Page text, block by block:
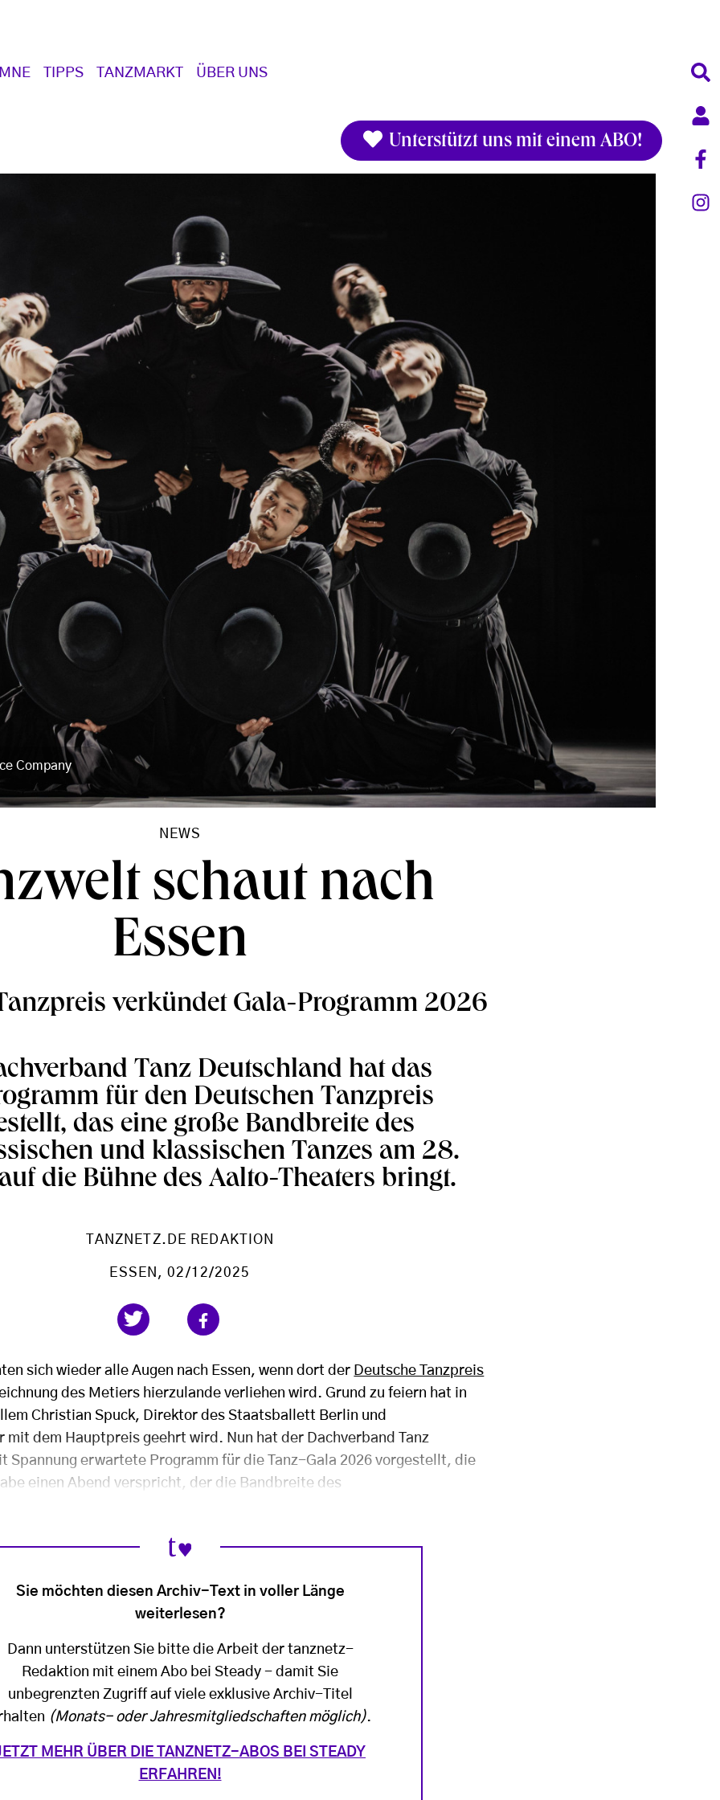
TIPPS TANZMARKT ÜBER UNS
Unterstützt uns mit einem ABO!
Company
NEWS
schaut nach
Essen
verkündet Gala-Programm 2026
Tanz Deutschland hat das
für den Deutschen Tanzpreis
das eine große Bandbreite des
und klassischen Tanzes am 28.
die Bühne des Aalto-Theaters bringt.
TANZNETZ.DE REDAKTION
ESSEN , 02/12/2025
sich wieder alle Augen nach Essen, wenn dort der Deutsche Tanzpreis
des Metiers hierzulande verliehen wird. Grund zu feiern hat in
Christian Spuck, Direktor des Staatsballett Berlin und
mit dem Hauptpreis geehrt wird. Nun hat der Dachverband Tanz
Spannung erwartete Programm für die Tanz-Gala 2026 vorgestellt, die
einen Abend verspricht, der die Bandbreite des
Sie möchten diesen Archiv-Text in voller Länge
weiterlesen?
Dann unterstützen Sie bitte die Arbeit der tanznetz-
Redaktion mit einem Abo bei Steady - damit Sie
unbegrenzten Zugriff auf viele exklusive Archiv-Titel
(Monats- oder Jahresmitgliedschaften möglich).
MEHR ÜBER DIE TANZNETZ-ABOS BEI STEADY
ERFAHREN!